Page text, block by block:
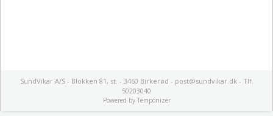
SundVikar A/S - Blokken 81, st. - 3460 Birkerød - post@sundvikar.dk - Tlf.
50203040
Powered by Temponizer